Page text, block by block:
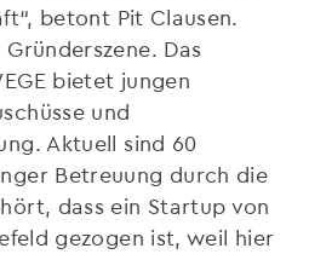
betont Pit Clausen.
Das
bietet jungen
und
Aktuell sind 60
Betreuung durch die
dass ein Startup von
gezogen ist, weil hier